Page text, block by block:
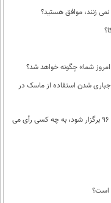
زنند، موافق هستید؟
شما» چگونه خواهد شد؟
اجباری شدن استفاده از ماسک در
اگر امروز انتخابات ریاست جمهوری با کاندیداهای سال 96 برگزار شود، به چه کسی رأی می
است؟